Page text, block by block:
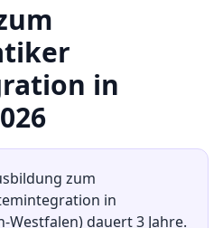
in
zum
in
Westfalen) dauert3 Jahre.